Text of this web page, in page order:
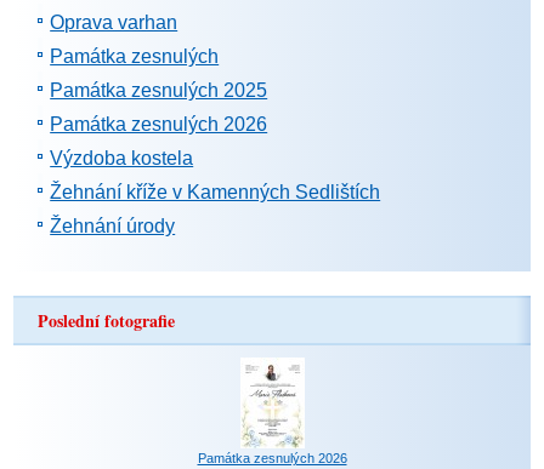
Oprava varhan
Památka zesnulých
Památka zesnulých 2025
Památka zesnulých 2026
Výzdoba kostela
Žehnání kříže v Kamenných Sedlištích
Žehnání úrody
Poslední fotografie
Památka zesnulých 2026